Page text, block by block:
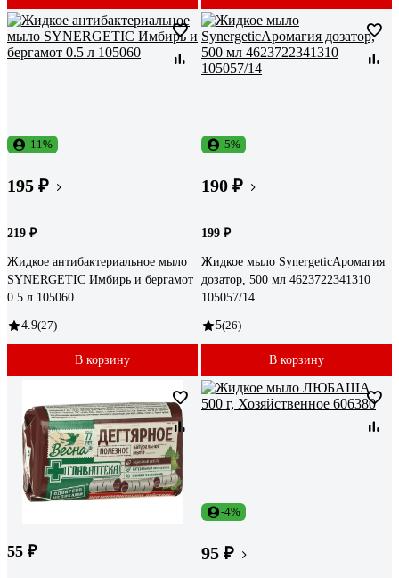
-11%
195 ₽
219 ₽
Жидкое антибактериальное мыло
SYNERGETIC Имбирь и бергамот
0.5 л 105060
4.9(27)
В корзину
-5%
190 ₽
199 ₽
Жидкое мыло SynergeticАромагия
дозатор, 500 мл 4623722341310
105057/14
5(26)
В корзину
55 ₽
-4%
95 ₽